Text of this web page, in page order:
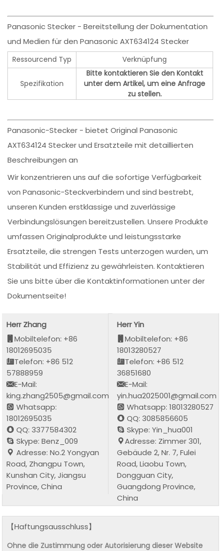
Panasonic Stecker - Bereitstellung der Dokumentation
und Medien für den Panasonic AXT634124 Stecker
Ressourcend Typ Verknüpfung
Spezifikation
Bitte kontaktieren Sie den Kontakt
unter dem Artikel, um eine Anfrage
zu stellen.
Panasonic-Stecker - bietet Original Panasonic
AXT634124 Stecker und Ersatzteile mit detaillierten
Beschreibungen an
Wir konzentrieren uns auf die sofortige Verfügbarkeit
von Panasonic-Steckverbindern und sind bestrebt,
unseren Kunden erstklassige und zuverlässige
Verbindungslösungen bereitzustellen. Unsere Produkte
umfassen Originalprodukte und leistungsstarke
Ersatzteile, die strengen Tests unterzogen wurden, um
Stabilität und Effizienz zu gewährleisten. Kontaktieren
Sie uns bitte über die Kontaktinformationen unter der
Dokumentseite!
Herr Zhang
Mobiltelefon: +86
18012695035
Telefon: +86 512
57888959
E-Mail:
king.zhang2505@gmail.com
Whatsapp:
18012695035
QQ: 3377584302
Skype: Benz_009
Adresse: No.2 Yongyan
Road, Zhangpu Town,
Kunshan City, Jiangsu
Province, China
Herr Yin
Mobiltelefon: +86
18013280527
Telefon: +86 512
36851680
E-Mail:
yin.hua2025001@gmail.com
Whatsapp: 18013280527
QQ: 3085856605
Skype: Yin_hua001
Adresse: Zimmer 301,
Gebäude 2, Nr. 7, Fulei
Road, Liaobu Town,
Dongguan City,
Guangdong Province,
China
【Haftungsausschluss】
Ohne die Zustimmung oder Autorisierung dieser Website